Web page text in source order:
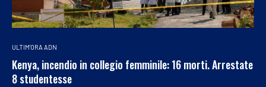
ULTIM'ORA ADN
Kenya, incendio in collegio femminile: 16 morti. Arrestate
8 studentesse